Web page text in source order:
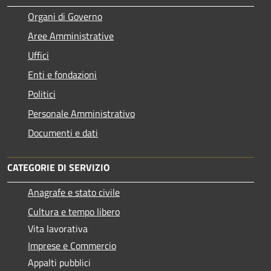
Organi di Governo
Aree Amministrative
Uffici
Enti e fondazioni
Politici
Personale Amministrativo
Documenti e dati
CATEGORIE DI SERVIZIO
Anagrafe e stato civile
Cultura e tempo libero
Vita lavorativa
Imprese e Commercio
Appalti pubblici